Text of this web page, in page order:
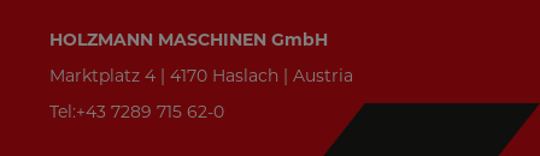
HOLZMANN MASCHINEN GmbH
Marktplatz 4 | 4170 Haslach | Austria
Tel:+43 7289 715 62-0